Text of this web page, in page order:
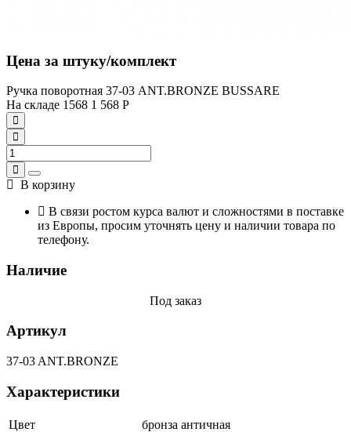
Цена за штуку/комплект
Ручка поворотная 37-03 ANT.BRONZE BUSSARE
На складе 1568 1 568 Р
В корзину
В связи ростом курса валют и сложностями в поставке
из Европы, просим уточнять цену и наличии товара по
телефону.
Наличие
Под заказ
Артикул
37-03 ANT.BRONZE
Характеристики
Цвет
бронза античная